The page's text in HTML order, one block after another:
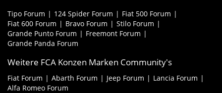
Tipo Forum 124 Spider Forum
Fiat 500 Forum
Fiat 600 Forum
Bravo Forum
Stilo Forum
Grande Punto Forum
Freemont Forum
Grande Panda Forum
Weitere FCA Konzen Marken Community's
Fiat Forum Abarth Forum Jeep Forum
Lancia Forum
Alfa Romeo Forum